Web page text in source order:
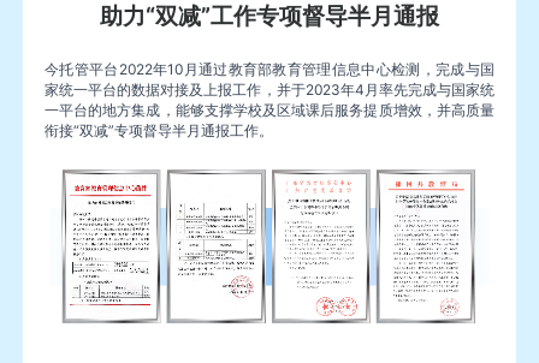
助力“双减”工作专项督导半月通报
今托管平台2022年10月通过教育部教育管理信息中心检测，完成与国
家统一平台的数据对接及上报工作，并于2023年4月率先完成与国家统
一平台的地方集成，能够支撑学校及区域课后服务提质增效，并高质量
衔接“双减”专项督导半月通报工作。